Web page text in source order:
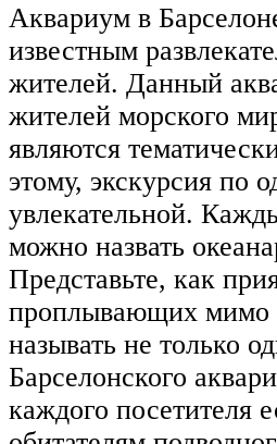
Аквариум в
известным
жителей. Данный
жителей морского
являются
этому, экскурсия по
увлекательной.
можно назвать
Представьте, как
проплывающих мимо
называть не только
Барселонского
каждого посетителя